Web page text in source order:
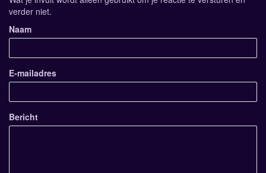
verder niet.
Naam
E-mailadres
Bericht